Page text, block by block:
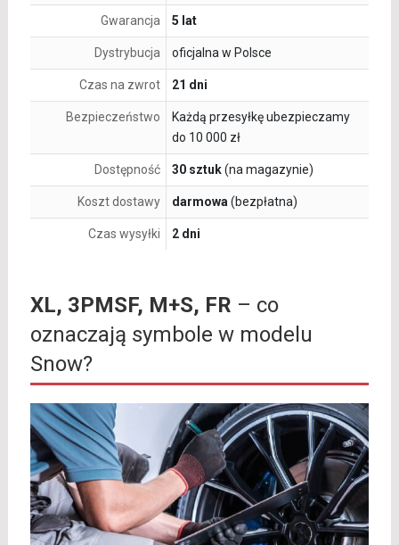
Gwarancja 5 lat
Dystrybucja oficjalna w Polsce
Czas na zwrot 21 dni
Bezpieczeństwo
Każdą przesyłkę ubezpieczamy
do 10 000 zł
Dostępność 30 sztuk(na magazynie)
Koszt dostawy darmowa (bezpłatna)
Czas wysyłki 2 dni
XL, 3PMSF, M+S, FR – co
oznaczają symbole w modelu
Snow?